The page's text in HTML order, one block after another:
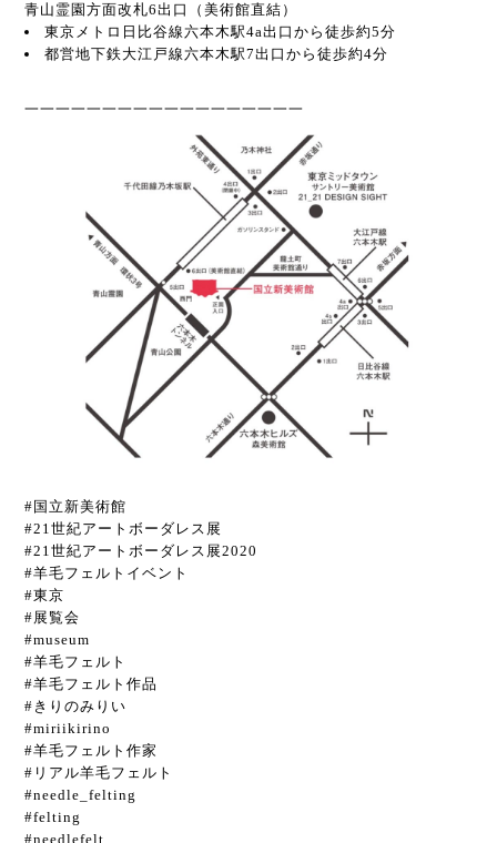
青山霊園方面改札6出口（美術館直結）
東京メトロ日比谷線六本木駅4a出口から徒歩約5分
都営地下鉄大江戸線六本木駅7出口から徒歩約4分
一一一一一一一一一一一一一一一一一一
#国立新美術館
#21世紀アートボーダレス展
#21世紀アートボーダレス展2020
#羊毛フェルトイベント
#東京
#展覧会
#museum
#羊毛フェルト
#羊毛フェルト作品
#きりのみりい
#miriikirino
#羊毛フェルト作家
#リアル羊毛フェルト
#needle_felting
#felting
#needlefelt